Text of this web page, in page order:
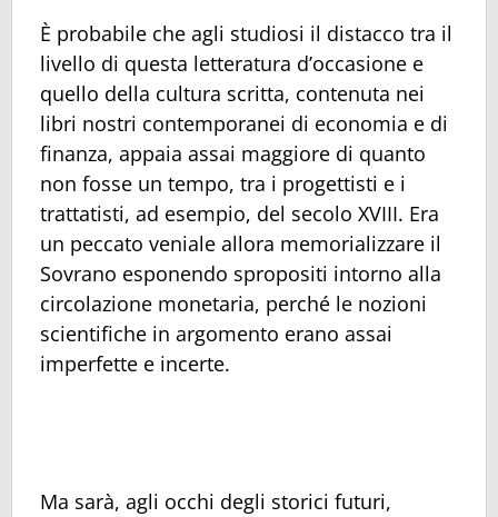
È probabile che agli studiosi il distacco tra il
livello di questa letteratura d’occasione e
quello della cultura scritta, contenuta nei
libri nostri contemporanei di economia e di
finanza, appaia assai maggiore di quanto
non fosse un tempo, tra i progettisti e i
trattatisti, ad esempio, del secolo XVIII. Era
un peccato veniale allora memorializzare il
Sovrano esponendo spropositi intorno alla
circolazione monetaria, perché le nozioni
scientifiche in argomento erano assai
imperfette e incerte.
Ma sarà, agli occhi degli storici futuri,